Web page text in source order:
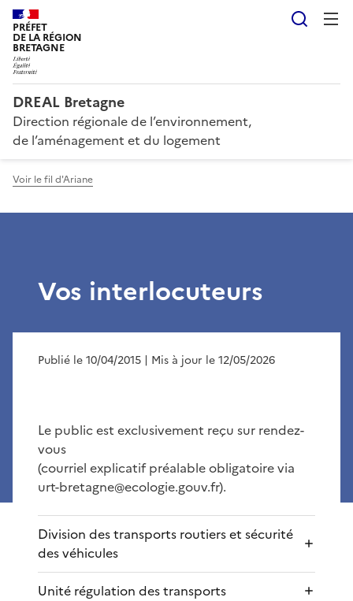
PRÉFET
DE LA RÉGION
BRETAGNE
DREAL Bretagne
Direction régionale de l’environnement,
de l’aménagement et du logement
Voir le fil d'Ariane
Vos interlocuteurs
Publié le 10/04/2015 | Mis à jour le 12/05/2026
Le public est exclusivement reçu sur rendez-
vous
(courriel explicatif préalable obligatoire via
urt-bretagne@ecologie.gouv.fr).
Division des transports routiers et sécurité
des véhicules
Unité régulation des transports